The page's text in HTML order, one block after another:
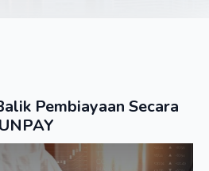
Pembiayaan Secara